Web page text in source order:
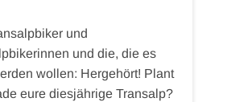
und
und die, die es
wollen: Hergehört! Plant
eure diesjährige Transalp?